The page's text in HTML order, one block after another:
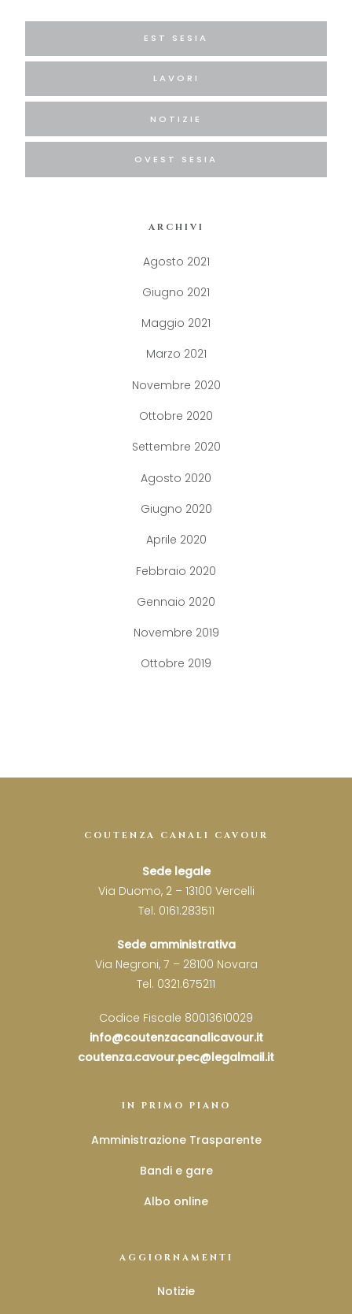
EST SESIA
LAVORI
NOTIZIE
OVEST SESIA
ARCHIVI
Agosto 2021
Giugno 2021
Maggio 2021
Marzo 2021
Novembre 2020
Ottobre 2020
Settembre 2020
Agosto 2020
Giugno 2020
Aprile 2020
Febbraio 2020
Gennaio 2020
Novembre 2019
Ottobre 2019
COUTENZA CANALI CAVOUR
Sede legale
Via Duomo, 2 – 13100 Vercelli
Tel. 0161.283511
Sede amministrativa
Via Negroni, 7 – 28100 Novara
Tel. 0321.675211
Codice Fiscale 80013610029
info@coutenzacanalicavour.it
coutenza.cavour.pec@legalmail.it
IN PRIMO PIANO
Amministrazione Trasparente
Bandi e gare
Albo online
AGGIORNAMENTI
Notizie